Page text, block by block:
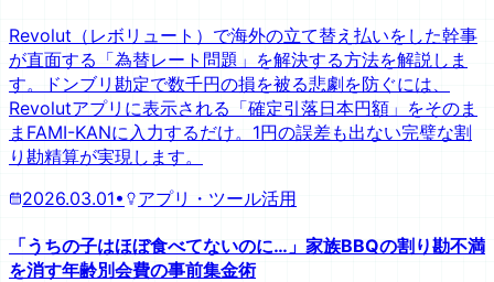
Revolut（レボリュート）で海外の立て替え払いをした幹事
が直面する「為替レート問題」を解決する方法を解説しま
す。ドンブリ勘定で数千円の損を被る悲劇を防ぐには、
Revolutアプリに表示される「確定引落日本円額」をそのま
まFAMI-KANに入力するだけ。1円の誤差も出ない完璧な割
り勘精算が実現します。
2026.03.01• アプリ・ツール活用
「うちの子はほぼ食べてないのに…」家族BBQの割り勘不満
を消す年齢別会費の事前集金術